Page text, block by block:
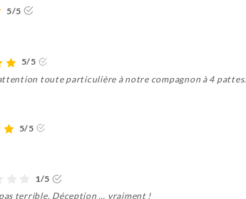
5/5
5/5
toute particulière à notre compagnon à 4 pattes.
5/5
1/5
terrible. Déception … vraiment !